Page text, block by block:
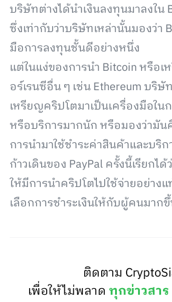
บริษัทต่างได้นำเงินลงทุนมาลงใน
ซึ่งเท่ากับว่าบริษัทเหล่านั้นมองว่า
มือการลงทุนชั้นดีอย่างหนึ่ง
แต่ในแง่ของการนำ Bitcoin หรือ
อร์เรนซีอื่น ๆ เช่น Ethereum บริ
เหรียญคริปโตมาเป็นเครื่องมือใน
หรือบริการมากนัก หรือมองว่ามัน
การนำมาใช้ชำระค่าสินค้าและบริก
ก้าวเดินของ PayPal ครั้งนี้เรียกได้
ให้มีการนำคริปโตไปใช้จ่ายอย่าง
เลือกการชำระเงินให้กับผู้คนมาก
ติดตาม
เพื่อให้ไม่พลาดทุกข่าวสาร